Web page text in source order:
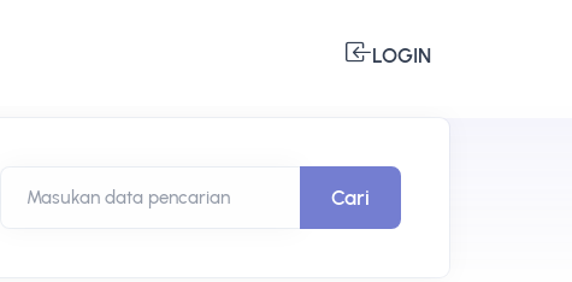
LOGIN
Masukan data pencarian Cari